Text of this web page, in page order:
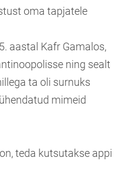
oma tapjatele
aastal Kafr Gamalos,
ning sealt
ta oli surnuks
mimeid
teda kutsutakse appi